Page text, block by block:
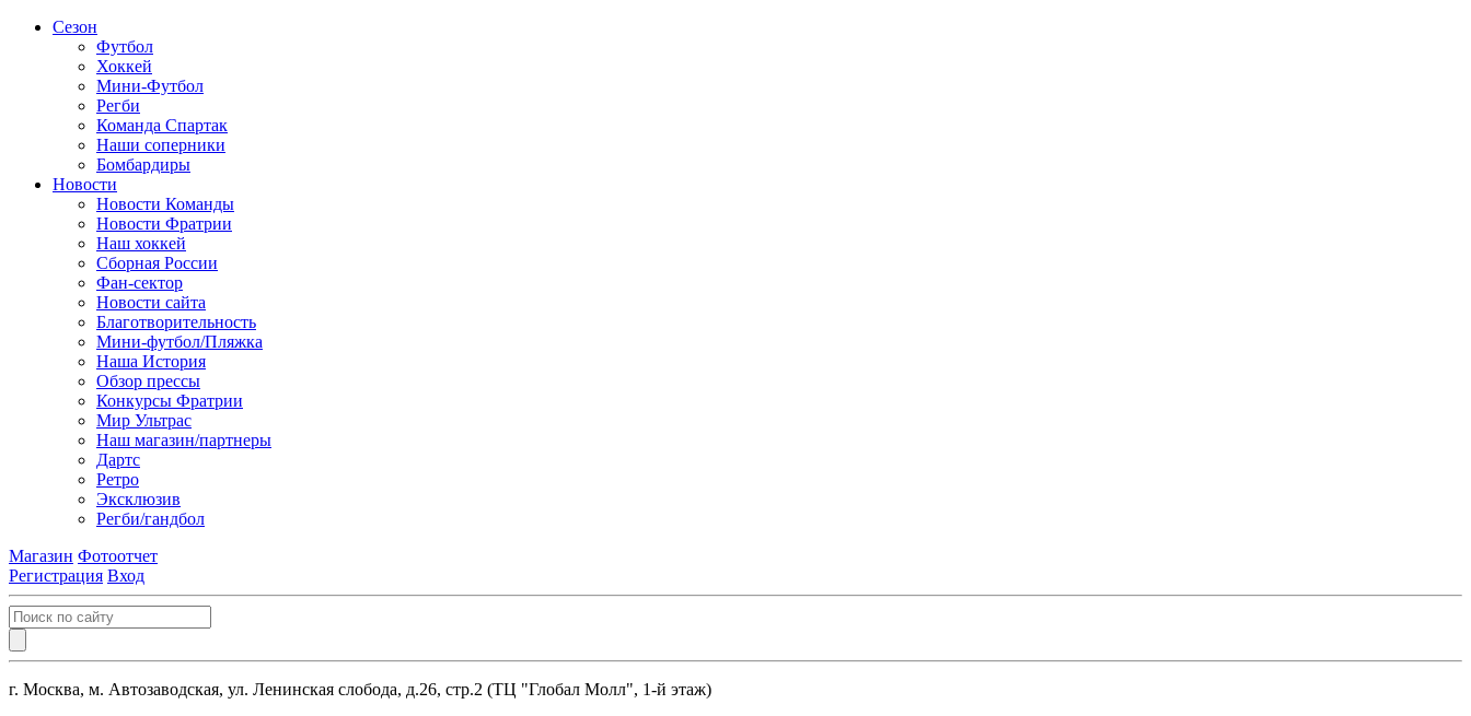
Сезон
Футбол
Хоккей
Мини-Футбол
Регби
Команда Спартак
Наши соперники
Бомбардиры
Новости
Новости Команды
Новости Фратрии
Наш хоккей
Сборная России
Фан-cектор
Новости сайта
Благотворительность
Мини-футбол/Пляжка
Наша История
Обзор прессы
Конкурсы Фратрии
Мир Ультрас
Наш магазин/партнеры
Дартс
Ретро
Эксклюзив
Регби/гандбол
Магазин Фотоотчет
Регистрация Вход
г. Москва, м. Автозаводская, ул. Ленинская слобода, д.26, стр.2 (ТЦ "Глобал Молл", 1-й этаж)